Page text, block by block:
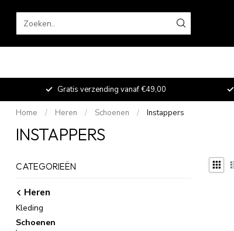
Gratis verzending vanaf €49,00
Home / Heren / Schoenen / Instappers
INSTAPPERS
CATEGORIEËN
Heren
Kleding
Schoenen